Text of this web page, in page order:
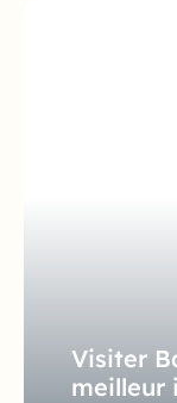
Visiter
meilleur